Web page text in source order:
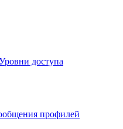
доступа
профилей